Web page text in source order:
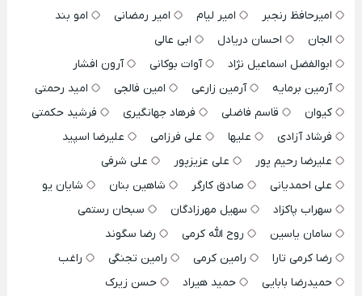
امیرحافظ رنجبر
امیر لیام امیر رمضانی
امو بند
الجان
احسان دریادل
ابی عالی
ابوالفضل اسماعیل نژاد
آوات بوکانی
آرون افشار
آرمین برمایه
آرمین زارعی امین فالجی
امید رحمتی
کیوان
قاسم فاضلی فرهاد جهانگیری
فرشید حکمتی
فرشاد آزادی
علیها علی فرزامی
علیرضا اسپید
علیرضا رحیم پور
علی عزیزپور
علی شرفی
علی احمدیانی
صادق کارگر شاهین بنان
شایان یو
سهراب پاکزاد
سهیل مهرزادگان
سبحان رستمی
سامان یاسین
روح الله کرمی
رضا سگوند
رضا کرمی تارا
رامین کرمی رامین تجنگی
راغب
حمیدرضا بابایی
حمید هیراد
حسن زیرک